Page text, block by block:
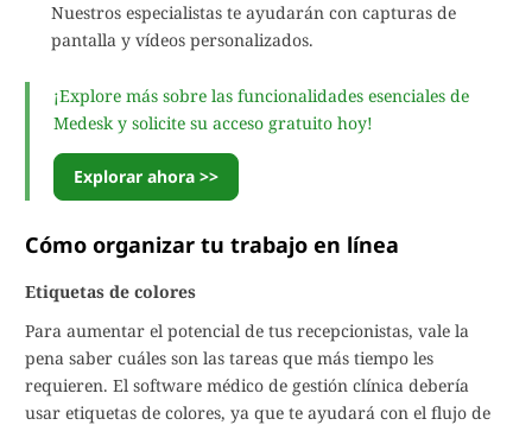
Nuestros especialistas te ayudarán con capturas de
pantalla y vídeos personalizados.
¡Explore más sobre las funcionalidades esenciales de
Medesk y solicite su acceso gratuito hoy!
Explorar ahora >>
Cómo organizar tu trabajo en línea
Etiquetas de colores
Para aumentar el potencial de tus recepcionistas, vale la
pena saber cuáles son las tareas que más tiempo les
requieren. El software médico de gestión clínica debería
usar etiquetas de colores, ya que te ayudará con el flujo de